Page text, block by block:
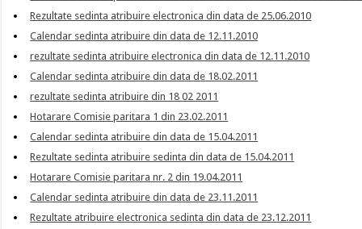
Rezultate sedinta atribuire electronica din data de 25.06.2010
Calendar sedinta atribuire din data de 12.11.2010
rezultate sedinta atribuire electronica din data de 12.11.2010
Calendar sedinta atribuire din data de 18.02.2011
rezultate sedinta atribuire din 18 02 2011
Hotarare Comisie paritara 1 din 23.02.2011
Calendar sedinta atribuire din data de 15.04.2011
Rezultate sedinta atribuire sedinta din data de 15.04.2011
Hotarare Comisie paritara nr. 2 din 19.04.2011
Calendar sedinta atribuire din data de 23.11.2011
Rezultate atribuire electronica sedinta din data de 23.12.2011